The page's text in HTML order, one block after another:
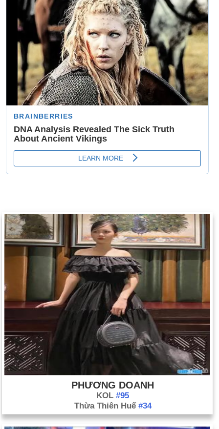
PHƯƠNG DOANH
KOL #95
Thừa Thiên Huế #34